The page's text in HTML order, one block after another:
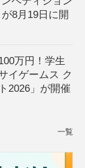
8月19日に開
万円！学生
イゲームス ク
2026」が開催
一覧